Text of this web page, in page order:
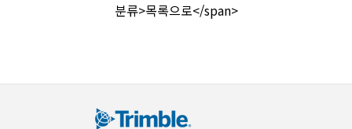
분류>목록으로</span>